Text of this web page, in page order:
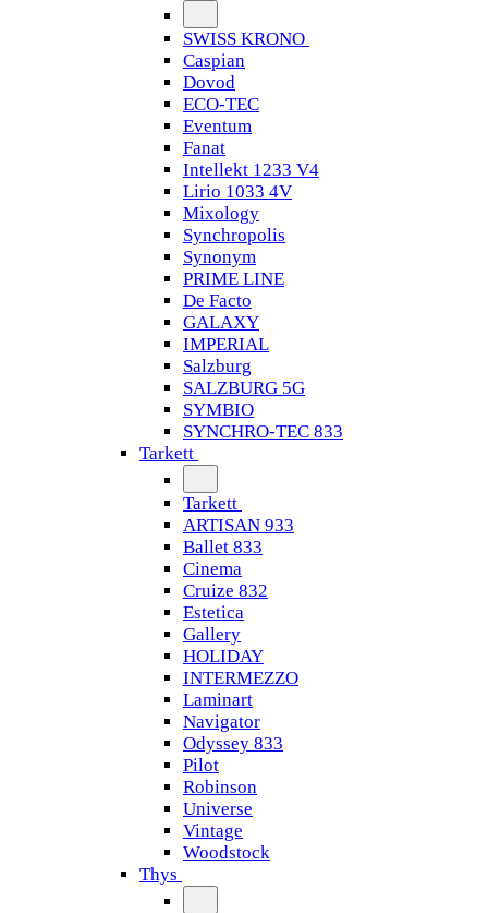
SWISS KRONO
Caspian
Dovod
ECO-TEC
Eventum
Fanat
Intellekt 1233 V4
Lirio 1033 4V
Mixology
Synchropolis
Synonym
PRIME LINE
De Facto
GALAXY
IMPERIAL
Salzburg
SALZBURG 5G
SYMBIO
SYNCHRO-TEC 833
Tarkett
Tarkett
ARTISAN 933
Ballet 833
Cinema
Cruize 832
Estetica
Gallery
HOLIDAY
INTERMEZZO
Laminart
Navigator
Odyssey 833
Pilot
Robinson
Universe
Vintage
Woodstock
Thys